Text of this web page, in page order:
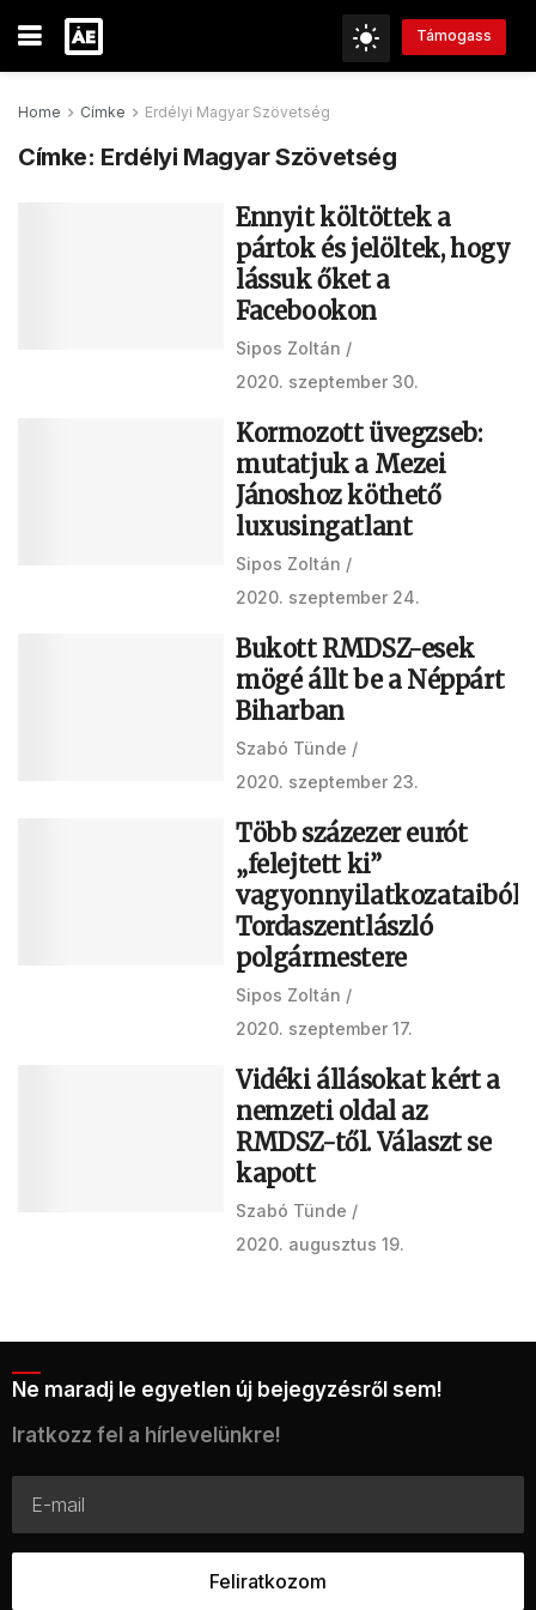
Támogass
Home Címke Erdélyi Magyar Szövetség
Címke: Erdélyi Magyar Szövetség
Ennyit költöttek a
pártok és jelöltek, hogy
lássuk őket a
Facebookon
Sipos Zoltán
2020. szeptember 30.
Kormozott üvegzseb:
mutatjuk a Mezei
Jánoshoz köthető
luxusingatlant
Sipos Zoltán
2020. szeptember 24.
Bukott RMDSZ-esek
mögé állt be a Néppárt
Biharban
Szabó Tünde
2020. szeptember 23.
Több százezer eurót
„felejtett ki”
vagyonnyilatkozataiból
Tordaszentlászló
polgármestere
Sipos Zoltán
2020. szeptember 17.
Vidéki állásokat kért a
nemzeti oldal az
RMDSZ-től. Választ se
kapott
Szabó Tünde
2020. augusztus 19.
Ne maradj le egyetlen új bejegyzésről sem!
Iratkozz fel a hírlevelünkre!